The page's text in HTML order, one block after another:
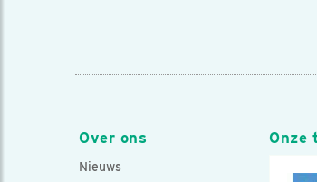
Over ons
Nieuws
Onze